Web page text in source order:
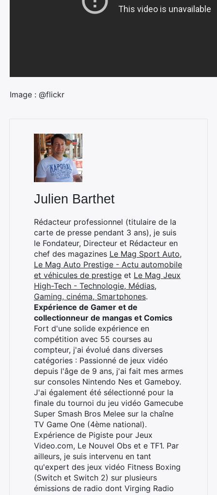
Image : @flickr
Julien Barthet
Rédacteur professionnel (titulaire de la
carte de presse pendant 3 ans), je suis
le Fondateur, Directeur et Rédacteur en
chef des magazines Le Mag Sport Auto,
Le Mag Auto Prestige - Actu automobile
et véhicules de prestige et Le Mag Jeux
High-Tech - Technologie, Médias,
Gaming, cinéma, Smartphones.
Expérience de Gamer et de
collectionneur de mangas et Comics
Fort d'une solide expérience en
compétition avec 55 courses au
compteur, j'ai évolué dans diverses
catégories : Passionné de jeux vidéo
depuis l'âge de 9 ans, j'ai fait mes armes
sur consoles Nintendo Nes et Gameboy.
J'ai également été sélectionné pour la
finale du tournoi du jeu vidéo Gamecube
Super Smash Bros Melee sur la chaîne
TV Game One (4ème national).
Expérience de Pigiste pour Jeux
Video.com, Le Nouvel Obs et e TF1. Par
ailleurs, je suis intervenu en tant
qu'expert des jeux vidéo Fitness Boxing
(Switch et Switch 2) sur plusieurs
émissions de radio dont Virging Radio